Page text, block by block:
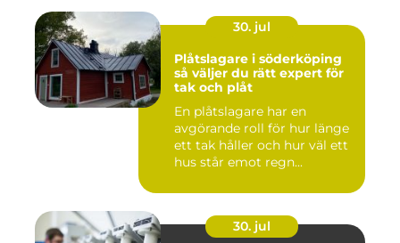
30. jul
Plåtslagare i söderköping
så väljer du rätt expert för
tak och plåt
En plåtslagare har en
avgörande roll för hur länge
ett tak håller och hur väl ett
hus står emot regn...
30. jul